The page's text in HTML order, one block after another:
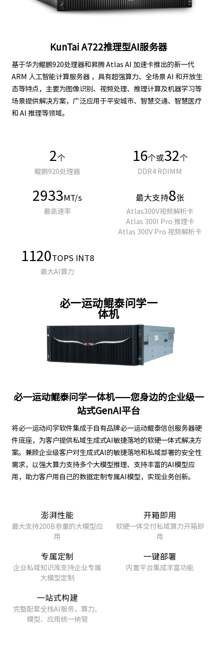
KunTai A722推理型AI服务器
基于华为鲲鹏920处理器和昇腾 Atlas AI 加速卡推出的新一代
ARM 人工智能计算服务器 ，具有超强算力、全场景 AI 和开放生
态等特点，主要为图像识别、视频处理、推理计算及机器学习等
场景提供解决方案，广泛应用于平安城市、智慧交通、智慧医疗
和 AI 推理等领域。
2 个
鲲鹏920处理器
16个或32 个
DDR4 RDIMM
2933MT/s
最高速率
最大支持8张
Atlas300V视频解析卡
Atlas 300I Pro 推理卡
Atlas 300V Pro 视频解析卡
1120TOPS INT8
最大AI算力
必一运动鲲泰问学一
体机
必一运动鲲泰问学一体机——您身边的企业级一
站式GenAI平台
将必一运动问学软件集成于自有品牌必一运动鲲泰信创服务器硬
件底座，为客户提供私域生成式AI敏捷落地的软硬一体式解决方
案。兼顾企业级客户对生成式AI的敏捷落地和私域部署的安全性
需求，以强大算力支持多个大模型推理、支持丰富的AI模型应
用，助力客户用自己的数据定制专属AI模型，实现业务创新。
澎湃性能
最大支持200B参量的大模型应
用
开箱即用
软硬一体交付私域算力开箱即
用
专属定制
企业私域知识库支持企业专属
大模型定制
一键部署
内置平台集成丰富功能
一站式构建
完整配套全栈AI服务，算力、
模型、应用统一纳管